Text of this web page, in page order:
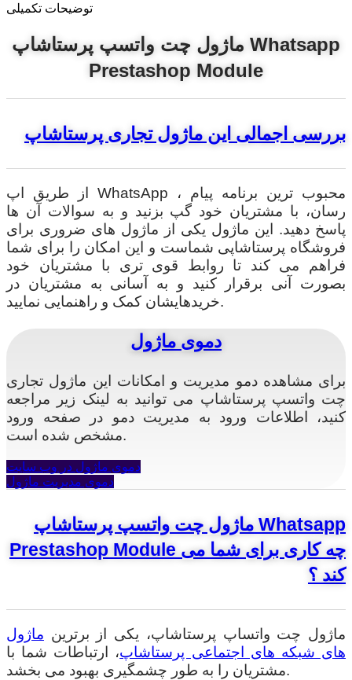
توضیحات تکمیلی
ماژول چت واتسپ پرستاشاپ Whatsapp
Prestashop Module
بررسی اجمالی این ماژول تجاری پرستاشاپ
از طریق اپ WhatsApp ، محبوب ترین برنامه پیام
رسان، با مشتریان خود گپ بزنید و به سوالات آن ها
پاسخ دهید. این ماژول یکی از ماژول های ضروری برای
فروشگاه پرستاشاپی شماست و این امکان را برای شما
فراهم می کند تا روابط قوی تری با مشتریان خود
بصورت آنی برقرار کنید و به آسانی به مشتریان در
خریدهایشان کمک و راهنمایی نمایید.
دموی ماژول
برای مشاهده دمو مدیریت و امکانات این ماژول تجاری
چت واتسپ پرستاشاپ می توانید به لینک زیر مراجعه
کنید، اطلاعات ورود به مدیریت دمو در صفحه ورود
مشخص شده است.
دموی ماژول در وب سایت
دموی مدیریت ماژول
ماژول چت واتسپ پرستاشاپ Whatsapp
Prestashop Module چه کاری برای شما می
کند ؟
ماژول چت واتساپ پرستاشاپ، یکی از برترین ماژول
های شبکه های اجتماعی پرستاشاپ، ارتباطات شما با
مشتریان را به طور چشمگیری بهبود می بخشد.